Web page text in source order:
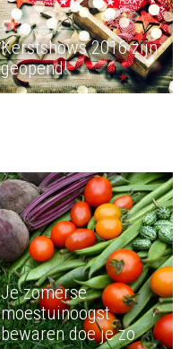
Kerstshows 2016 zijn
geopend!
Je zomerse
moestuinoogst
bewaren doe je zo